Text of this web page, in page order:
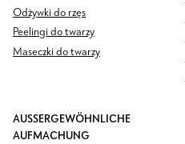
Odżywki do rzęs
Peelingi do twarzy
Maseczki do twarzy
AUSSERGEWÖHNLICHE
AUFMACHUNG